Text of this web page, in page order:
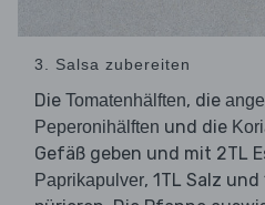
3. Salsa zubereiten
Die Tomatenhälften, die
Peperonihälften und die
Gefäß geben und mit 2TL
Paprikapulver, 1TL Salz